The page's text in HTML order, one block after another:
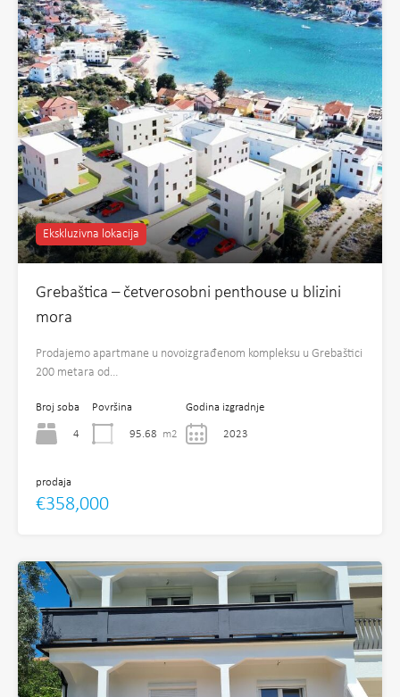
Ekskluzivna lokacija
Grebaštica – četverosobni penthouse u blizini
mora
Prodajemo apartmane u novoizgrađenom kompleksu u Grebaštici
200 metara od…
Broj soba
4
Površina
95.68 m2
Godina izgradnje
2023
prodaja
€358,000